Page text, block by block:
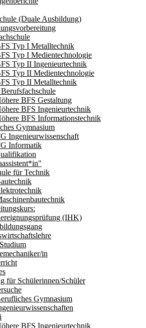
(Duale Ausbildung)
Typ I Metalltechnik
Typ I Medientechnologie
Typ II Ingenieurtechnik
Typ II Medientechnologie
Typ II Metalltechnik
BFS Gestaltung
BFS Ingenieurtechnik
BFS Informationstechnik
Gymnasium
Ingenieurwissenschaft
Informatik
für Technik
(IHK)
in
für Schülerinnen/Schüler
Gymnasium
BFS Ingenieurtechnik